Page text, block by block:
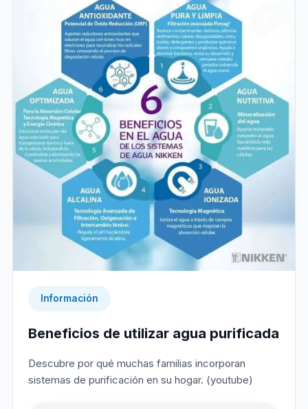
Información
Beneficios de utilizar agua purificada
Descubre por qué muchas familias incorporan
sistemas de purificación en su hogar. (youtube)